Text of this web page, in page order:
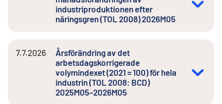
industriproduktionen efter
näringsgren (TOL 2008) 2026M05
7.7.2026
Årsförändring av det
arbetsdagskorrigerade
volymindexet (2021 = 100) för hela
industrin (TOL 2008: BCD)
2025M05–2026M05